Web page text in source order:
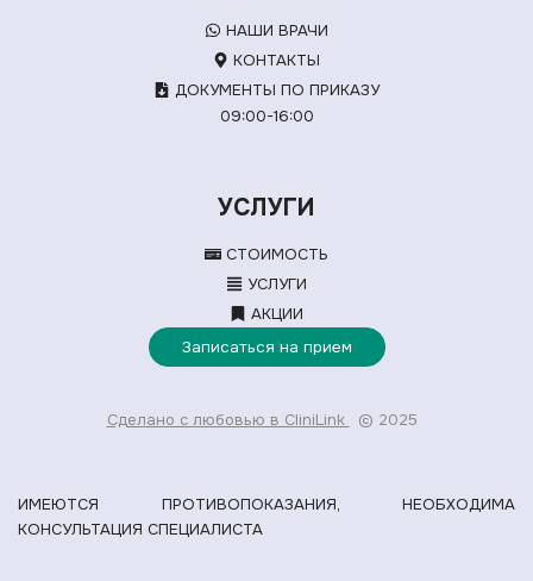
НАШИ ВРАЧИ
КОНТАКТЫ
ДОКУМЕНТЫ ПО ПРИКАЗУ
09:00-16:00
УСЛУГИ
СТОИМОСТЬ
УСЛУГИ
АКЦИИ
Записаться на прием
Сделано с любовью в CliniLink © 2025
ИМЕЮТСЯ ПРОТИВОПОКАЗАНИЯ, НЕОБХОДИМА
КОНСУЛЬТАЦИЯ СПЕЦИАЛИСТА